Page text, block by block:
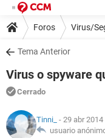
Foros Virus/
Tema Anterior
Virus o spyware
Cerrado
Tinni_ - 29 abr
usuario